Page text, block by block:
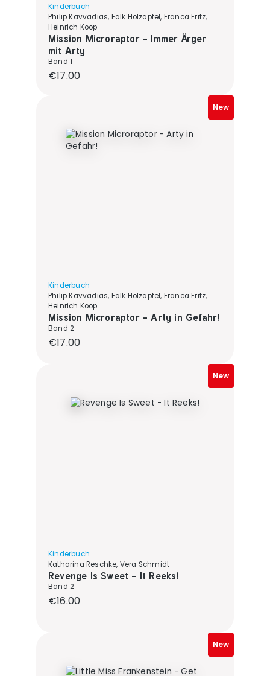
Kinderbuch
Philip Kavvadias, Falk Holzapfel, Franca Fritz,
Heinrich Koop
Mission Microraptor - Immer Ärger
mit Arty
Band 1
Regular price:
€17.00
New
Kinderbuch
Philip Kavvadias, Falk Holzapfel, Franca Fritz,
Heinrich Koop
Mission Microraptor - Arty in Gefahr!
Band 2
Regular price:
€17.00
New
Kinderbuch
Katharina Reschke, Vera Schmidt
Revenge Is Sweet - It Reeks!
Band 2
Regular price:
€16.00
New